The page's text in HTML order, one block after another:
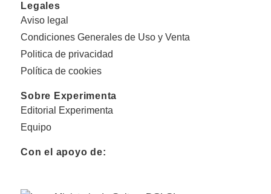
Legales
Aviso legal
Condiciones Generales de Uso y Venta
Politica de privacidad
Política de cookies
Sobre Experimenta
Editorial Experimenta
Equipo
Con el apoyo de: